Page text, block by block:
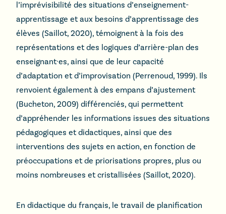
l’imprévisibilité des situations d’enseignement-
apprentissage et aux besoins d’apprentissage des
élèves (Saillot, 2020), témoignent à la fois des
représentations et des logiques d’arrière-plan des
enseignant·es, ainsi que de leur capacité
d’adaptation et d’improvisation (Perrenoud, 1999). Ils
renvoient également à des empans d’ajustement
(Bucheton, 2009) différenciés, qui permettent
d’appréhender les informations issues des situations
pédagogiques et didactiques, ainsi que des
interventions des sujets en action, en fonction de
préoccupations et de priorisations propres, plus ou
moins nombreuses et cristallisées (Saillot, 2020).
En didactique du français, le travail de planification